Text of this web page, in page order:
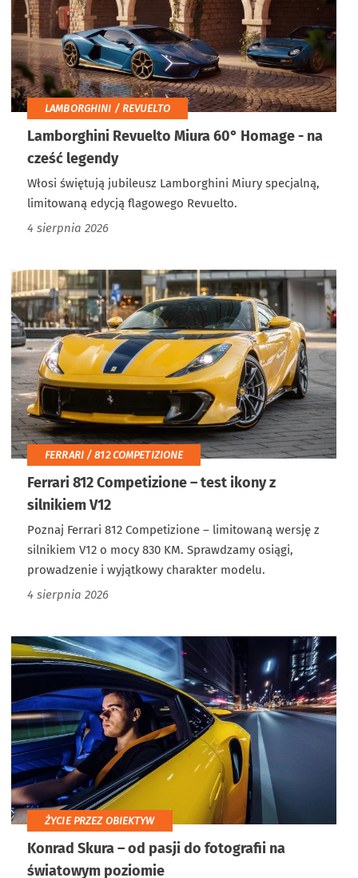
LAMBORGHINI / REVUELTO
Lamborghini Revuelto Miura 60° Homage - na
cześć legendy
Włosi świętują jubileusz Lamborghini Miury specjalną,
limitowaną edycją flagowego Revuelto.
4 sierpnia 2026
FERRARI / 812 COMPETIZIONE
Ferrari 812 Competizione – test ikony z
silnikiem V12
Poznaj Ferrari 812 Competizione – limitowaną wersję z
silnikiem V12 o mocy 830 KM. Sprawdzamy osiągi,
prowadzenie i wyjątkowy charakter modelu.
4 sierpnia 2026
ŻYCIE PRZEZ OBIEKTYW
Konrad Skura – od pasji do fotografii na
światowym poziomie